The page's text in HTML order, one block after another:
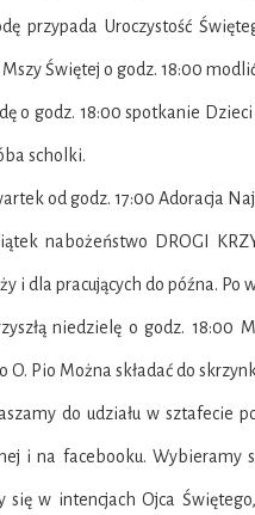
przypada Uroczystość
Mszy Świętej o godz. 18:00
o godz. 18:00 spotkanie
scholki.
od godz. 17:00 Adoracja
nabożeństwo DROGI
i dla pracujących do późna. Po
niedzielę o godz. 18:00
O. Pio Można składać do
do udziału w sztafecie
i na facebooku. Wybieramy
się w intencjach Ojca